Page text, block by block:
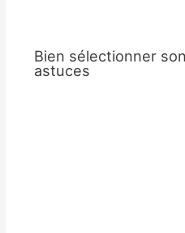
Bien sélectionner
astuces